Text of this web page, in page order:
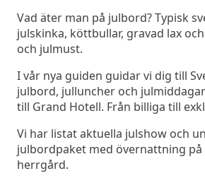
Vad äter man på julbord? Typisk
julskinka, köttbullar, gravad lax
och julmust.
I vår nya guiden guidar vi dig till
julbord, julluncher och
till Grand Hotell. Från billiga till
Vi har listat aktuella julshow och
julbordpaket med övernattning
herrgård.